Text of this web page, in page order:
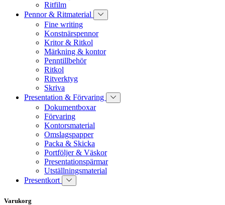
Ritfilm
Pennor & Ritmaterial
Fine writing
Konstnärspennor
Kritor & Ritkol
Märkning & kontor
Penntillbehör
Ritkol
Ritverktyg
Skriva
Presentation & Förvaring
Dokumentboxar
Förvaring
Kontorsmaterial
Omslagspapper
Packa & Skicka
Portföljer & Väskor
Presentationspärmar
Utställningsmaterial
Presentkort
Varukorg